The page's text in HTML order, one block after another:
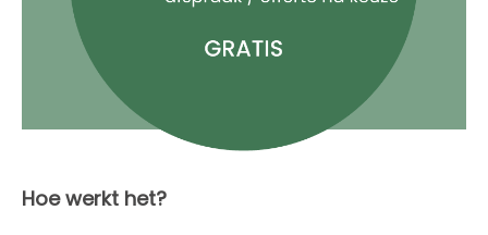
Hoe werkt het?